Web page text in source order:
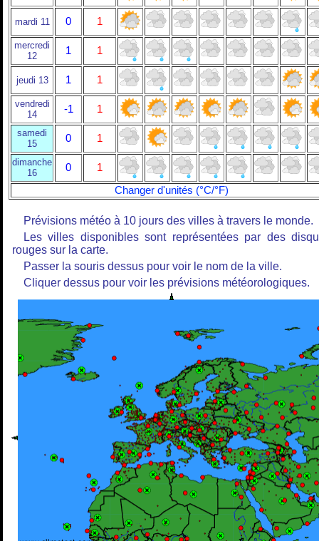
mardi 11 0 1
mercredi
12
1 1
jeudi 13 1 1
vendredi
14
-1 1
samedi
15
0 1
dimanche
16
0
1
Changer d'unités (°C/°F)
Prévisions météo à 10 jours des villes à travers le monde.
Les villes disponibles sont représentées par des
rouges sur la carte.
Passer la souris dessus pour voir le nom de la ville.
Cliquer dessus pour voir les prévisions météorologiques.